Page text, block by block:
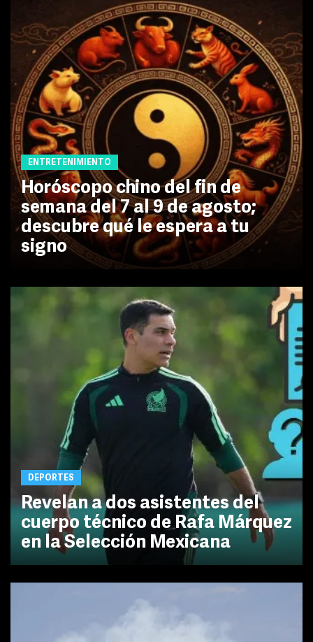
ENTRETENIMIENTO
Horóscopo chino del fin de
semana del 7 al 9 de agosto;
descubre qué le espera a tu
signo
DEPORTES
Revelan a dos asistentes del
cuerpo técnico de Rafa Márquez
en la Selección Mexicana